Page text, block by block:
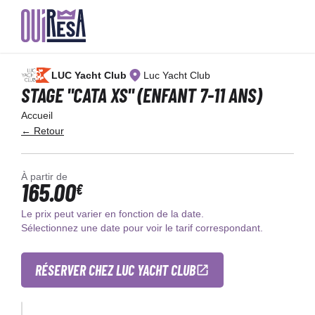
contenu
principal
LUC Yacht Club Luc Yacht Club
STAGE "CATA XS" (ENFANT 7-11 ANS)
Accueil
← Retour
À partir de
165.00€
Le prix peut varier en fonction de la date.
Sélectionnez une date pour voir le tarif correspondant.
RÉSERVER CHEZ LUC YACHT CLUB